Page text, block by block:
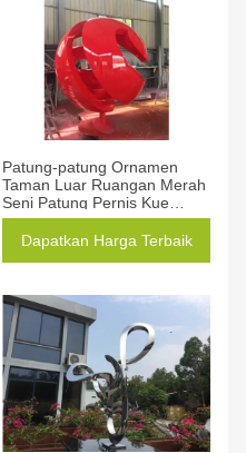
Patung-patung Ornamen
Taman Luar Ruangan Merah
Seni Patung Pernis Kue
Merah
Dapatkan Harga Terbaik